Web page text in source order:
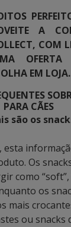
A
COM
OFERTA
EM LOJA.
PARA CÃES
são os
Os
como
os
mais
ou snacks